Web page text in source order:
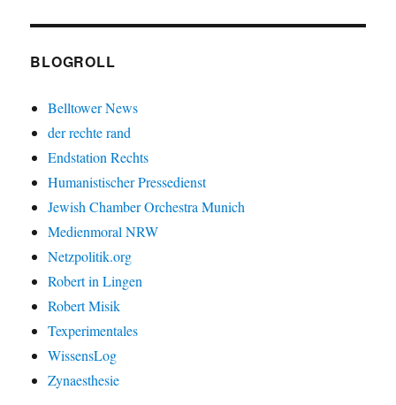
BLOGROLL
Belltower News
der rechte rand
Endstation Rechts
Humanistischer Pressedienst
Jewish Chamber Orchestra Munich
Medienmoral NRW
Netzpolitik.org
Robert in Lingen
Robert Misik
Texperimentales
WissensLog
Zynaesthesie